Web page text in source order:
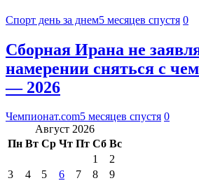
Спорт день за днем5 месяцев спустя 0
Сборная Ирана не
намерении сняться с
— 2026
Чемпионат.com5 месяцев спустя 0
Август 2026
Пн Вт Ср Чт Пт Сб Вс
1
2
3
4 5 6 7 8
9